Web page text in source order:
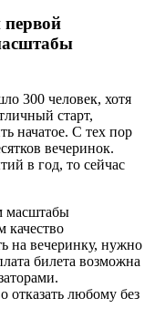
первой
300 человек, хотя
старт,
начатое. С тех пор
вечеринок.
в год, то сейчас
масштабы
качество
на вечеринку, нужно
билета возможна
отказать любому без